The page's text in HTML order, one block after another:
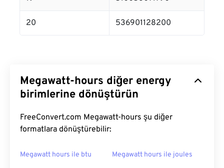
20 536901128200
Megawatt-hours diğer energy
birimlerine dönüştürün
FreeConvert.com Megawatt-hours şu diğer
formatlara dönüştürebilir:
Megawatt hours ile btu Megawatt hours ile joules